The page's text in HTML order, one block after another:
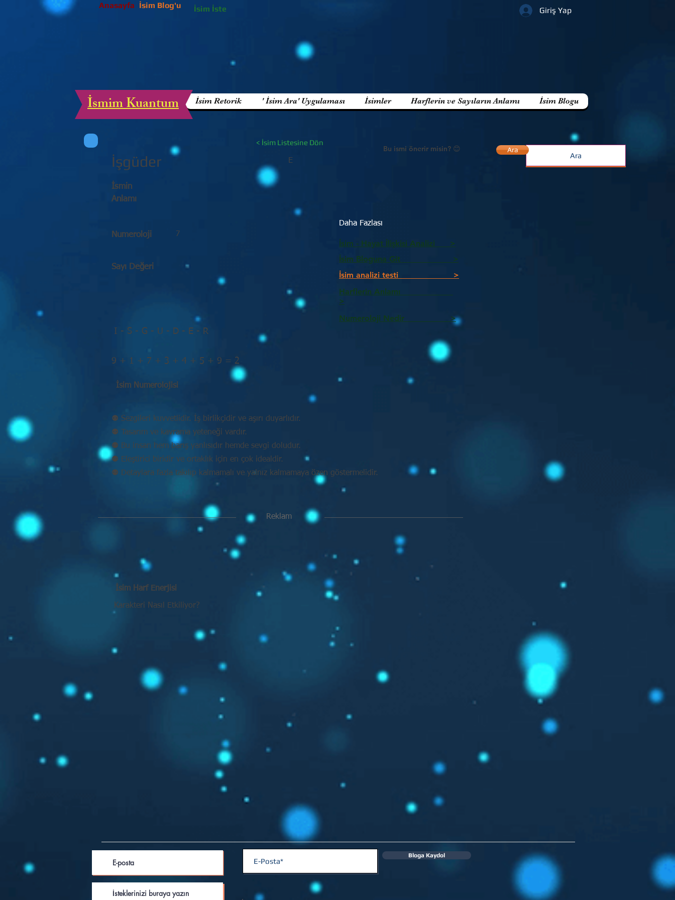
Anasayfa
Giriş Yap
İsim Blog'u İsim İste
İsim Retorik ' İsim Ara' Uygulaması İsimler Harflerin ve Sayıların Anlamı İsim Blogu
İsmim Kuantum
< İsim Listesine Dön
İşgüder E
Bu ismi önerir misin? 😊
İsmin
Anlamı
Numeroloji 7
Sayı Değeri
I - S - G - U - D - E - R
Daha Fazlası
İsim - Hayat İlişkisi Analizi >
İsim Bloguna Git >
İsim analizi testi >
Harflerin Anlamı
>
Numeroloji Nedir_________ >
9 + 1 + 7 + 3 + 4 + 5 + 9 = 2
İsim Numerolojisi
⚉ Sezgileri kuvvetlidir. İş birlikçidir ve aşırı duyarlıdır.
⚉ Tasarım ve kavrama yeteneği vardır.
⚉ Bu insan hem barış yanlısıdır hemde sevgi doludur.
⚉ Eleştirici biridir ve ortaklık için en çok idealdir.
⚉ Detaylara fazla takılıp kalmamalı ve yalnız kalmamaya özen göstermelidir.
Reklam
İsim Harf Enerjisi
Karakteri Nasıl Etkiliyor?
Ara
Bloga Kaydol